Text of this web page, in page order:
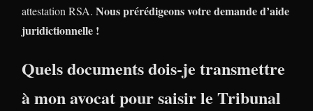
attestation RSA. Nous prérédigeons votre demande d’aide
juridictionnelle !
Quels documents dois-je transmettre
à mon avocat pour saisir le Tribunal